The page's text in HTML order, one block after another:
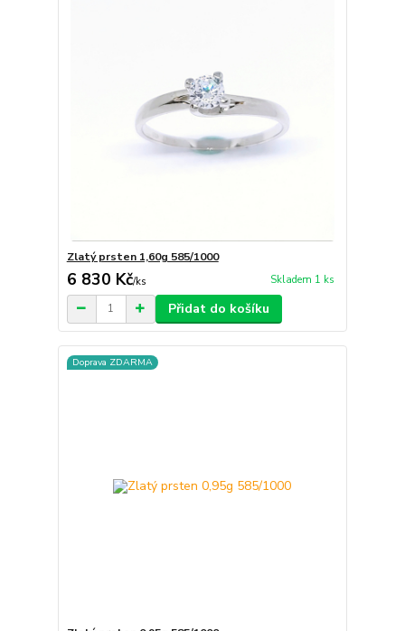
Zlatý prsten 1,60g 585/1000
6 830 Kč/ks Skladem 1 ks
Přidat do košíku
Doprava ZDARMA